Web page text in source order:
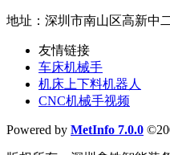
地址：深圳市南山区高新中
友情链接
车床机械手
机床上下料机器人
CNC机械手视频
Powered by MetInfo 7.0.0